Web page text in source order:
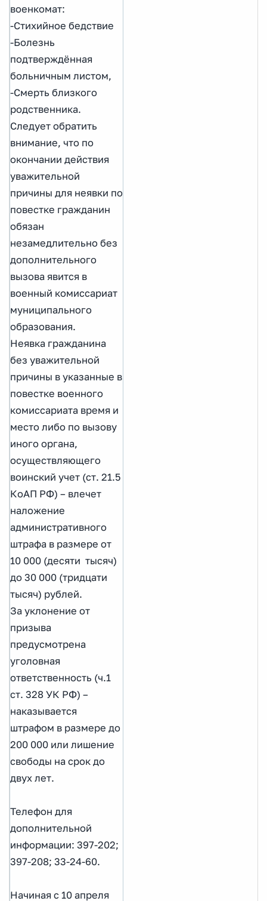
военкомат:
-Стихийное бедствие
-Болезнь
подтверждённая
больничным листом,
-Смерть близкого
родственника.
Следует обратить
внимание, что по
окончании действия
уважительной
причины для неявки по
повестке гражданин
обязан
незамедлительно без
дополнительного
вызова явится в
военный комиссариат
муниципального
образования.
Неявка гражданина
без уважительной
причины в указанные в
повестке военного
комиссариата время и
место либо по вызову
иного органа,
осуществляющего
воинский учет (ст. 21.5
КоАП РФ) – влечет
наложение
административного
штрафа в размере от
10 000 (десяти тысяч)
до 30 000 (тридцати
тысяч) рублей.
За уклонение от
призыва
предусмотрена
уголовная
ответственность (ч.1
ст. 328 УК РФ) –
наказывается
штрафом в размере до
200 000 или лишение
свободы на срок до
двух лет.
Телефон для
дополнительной
информации: 397-202;
397-208; 33-24-60.
Начиная с 10 апреля